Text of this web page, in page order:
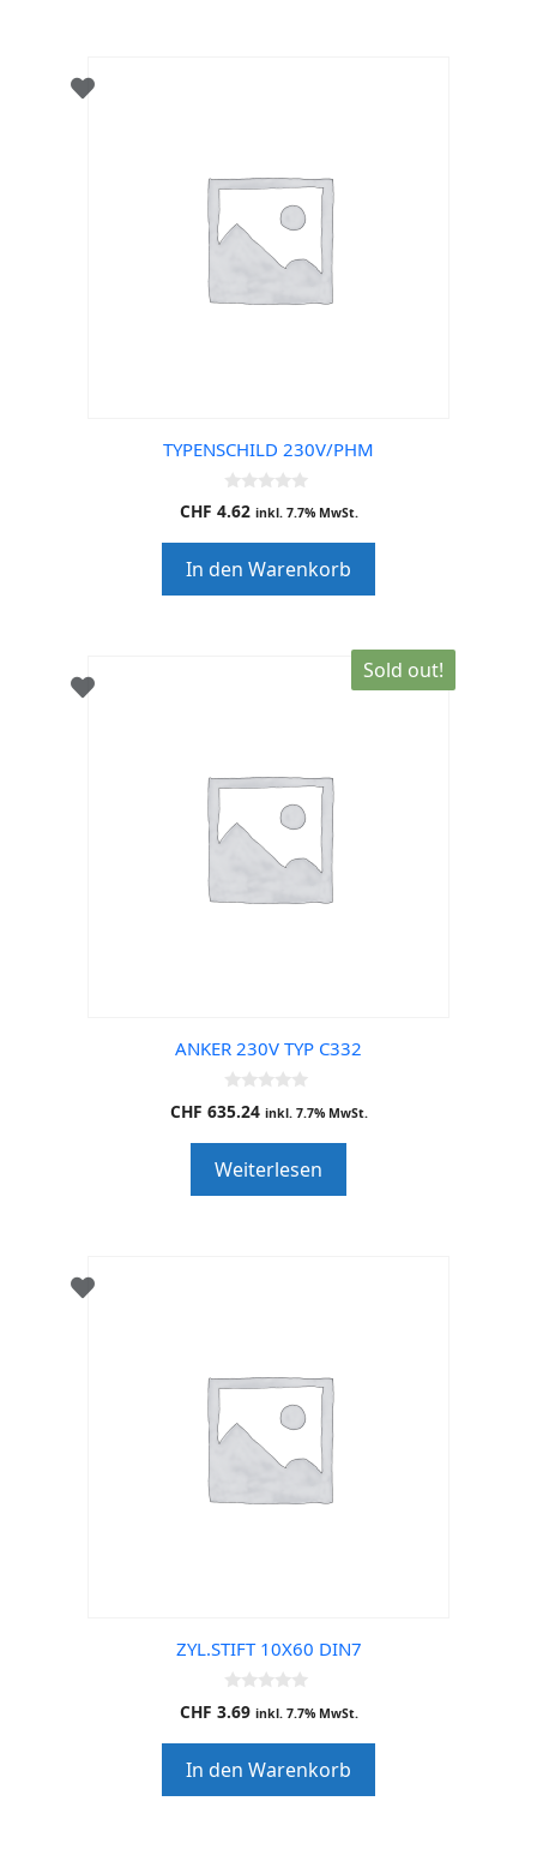
TYPENSCHILD 230V/PHM
0
o
o
f
5
CHF 4.62 inkl. 7.7% MwSt.
In den Warenkorb
Sold out!
ANKER 230V TYP C332
0
o
o
f
5
CHF 635.24 inkl. 7.7% MwSt.
Weiterlesen
ZYL.STIFT 10X60 DIN7
0
o
o
f
5
CHF 3.69 inkl. 7.7% MwSt.
In den Warenkorb